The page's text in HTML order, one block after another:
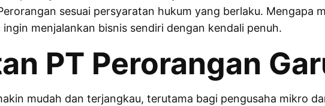
sesuai persyaratan hukum yang berlaku. Mengapa
menjalankan bisnis sendiri dengan kendali penuh.
PT Perorangan
mudah dan terjangkau, terutama bagi pengusaha mikro